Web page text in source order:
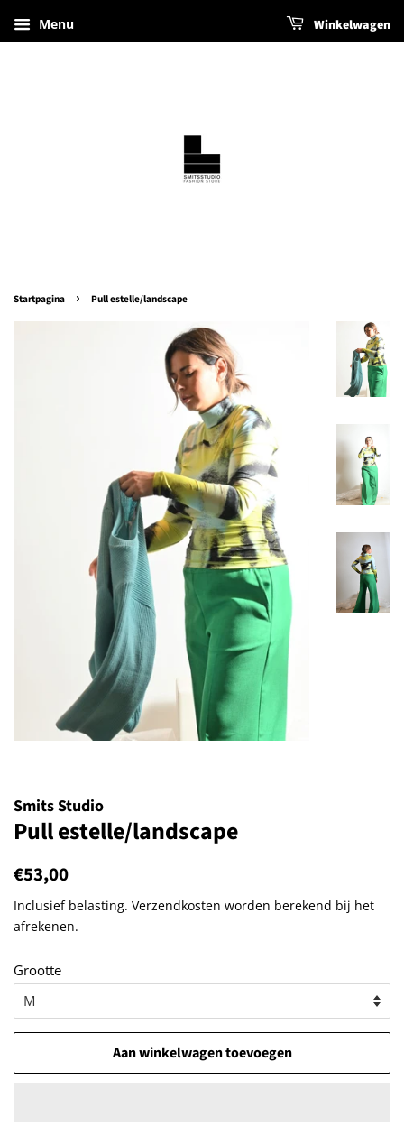
Menu Winkelwagen
Startpagina › Pull estelle/landscape
Smits Studio
Pull estelle/landscape
Normale
€53,00
Inclusief belasting. Verzendkosten worden berekend bij het
afrekenen.
Grootte
Aan winkelwagen toevoegen